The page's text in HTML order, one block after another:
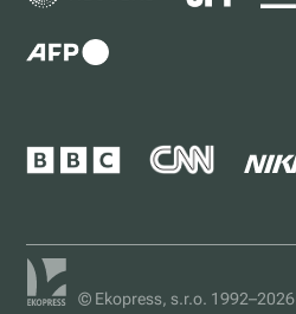
© Ekopress, s.r.o. 1992–2026